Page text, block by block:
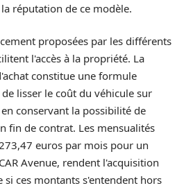
réputation de ce modèle.
proposées par les différents
l'accès à la propriété. La
constitue une formule
lisser le coût du véhicule sur
conservant la possibilité de
fin de contrat. Les mensualités
euros par mois pour un
Avenue, rendent l'acquisition
si ces montants s'entendent hors